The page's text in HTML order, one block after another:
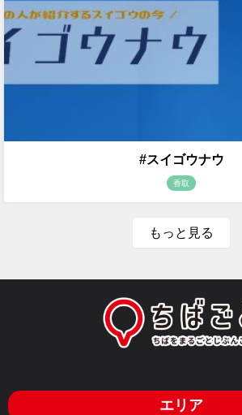
#スイゴウナウ
香取
もっと見る
エリア